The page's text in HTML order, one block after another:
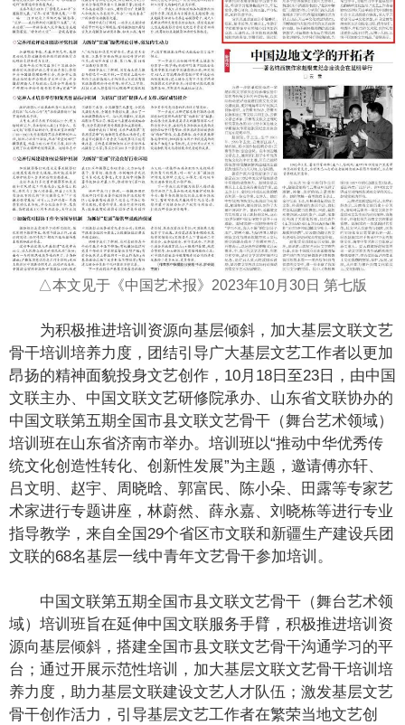
△本文见于《中国艺术报》2023年10月30日 第七版
为积极推进培训资源向基层倾斜，加大基层文联文艺
骨干培训培养力度，团结引导广大基层文艺工作者以更加
昂扬的精神面貌投身文艺创作，10月18日至23日，由中国
文联主办、中国文联文艺研修院承办、山东省文联协办的
中国文联第五期全国市县文联文艺骨干（舞台艺术领域）
培训班在山东省济南市举办。培训班以“推动中华优秀传
统文化创造性转化、创新性发展”为主题，邀请傅亦轩、
吕文明、赵宇、周晓晗、郭富民、陈小朵、田露等专家艺
术家进行专题讲座，林蔚然、薛永嘉、刘晓栋等进行专业
指导教学，来自全国29个省区市文联和新疆生产建设兵团
文联的68名基层一线中青年文艺骨干参加培训。
中国文联第五期全国市县文联文艺骨干（舞台艺术领
域）培训班旨在延伸中国文联服务手臂，积极推进培训资
源向基层倾斜，搭建全国市县文联文艺骨干沟通学习的平
台；通过开展示范性培训，加大基层文联文艺骨干培训培
养力度，助力基层文联建设文艺人才队伍；激发基层文艺
骨干创作活力，引导基层文艺工作者在繁荣当地文艺创